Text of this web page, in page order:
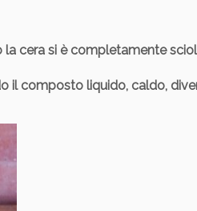
la cera si è completamente
il composto liquido, caldo,